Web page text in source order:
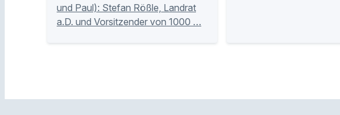
und Paul): Stefan Rößle, Landrat
a.D. und Vorsitzender von 1000 …